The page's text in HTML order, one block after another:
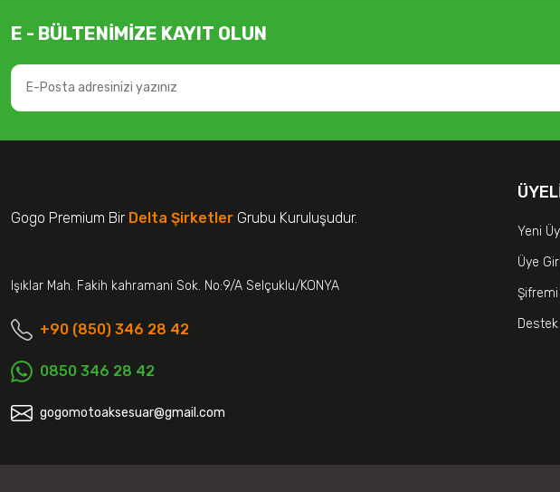
E - BÜLTENİMİZE KAYIT OLUN
Gogo Premium Bir Delta Şirketler Grubu Kuruluşudur.
Işıklar Mah. Fakih kahramani Sok. No:9/A Selçuklu/KONYA
+90 (850) 346 28 42
0850 346 28 42
gogomotoaksesuar@gmail.com
Yeni
Üye